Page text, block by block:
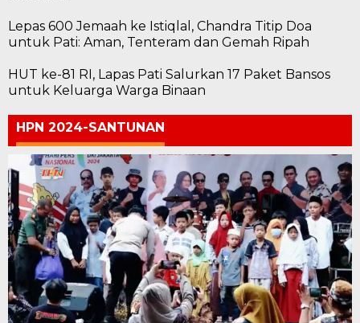
Lepas 600 Jemaah ke Istiqlal, Chandra Titip Doa
untuk Pati: Aman, Tenteram dan Gemah Ripah
HUT ke-81 RI, Lapas Pati Salurkan 17 Paket Bansos
untuk Keluarga Warga Binaan
HPN 2024-SANTUNAN